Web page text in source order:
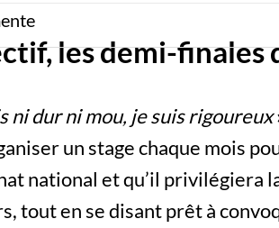
les demi-finales
ni dur ni mou, je suis rigoureux
un stage chaque mois
national et qu’il privilégiera
tout en se disant prêt à